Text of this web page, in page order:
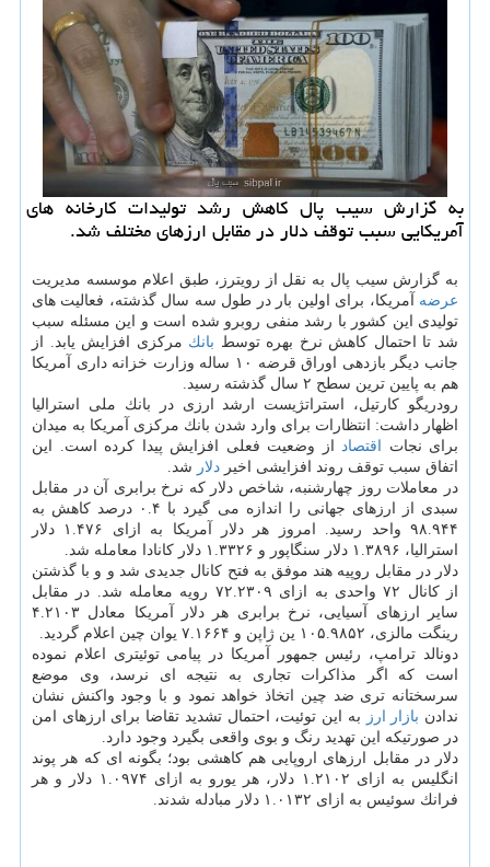
به گزارش سیب پال كاهش رشد تولیدات كارخانه های
آمریكایی سبب توقف دلار در مقابل ارزهای مختلف شد.
به گزارش سیب پال به نقل از رویترز، طبق اعلام موسسه مدیریت
عرضه آمریكا، برای اولین بار در طول سه سال گذشته، فعالیت های
تولیدی این كشور با رشد منفی روبرو شده است و این مسئله سبب
شد تا احتمال كاهش نرخ بهره توسط بانك مركزی افزایش یابد. از
جانب دیگر بازدهی اوراق قرضه ۱۰ ساله وزارت خزانه داری آمریكا
هم به پایین ترین سطح ۲ سال گذشته رسید.
رودریگو كارتیل، استراتژیست ارشد ارزی در بانك ملی استرالیا
اظهار داشت: انتظارات برای وارد شدن بانك مركزی آمریكا به میدان
برای نجات
اقتصاد از وضعیت فعلی افزایش پیدا كرده است. این
اتفاق سبب توقف روند افزایشی اخیر دلار شد.
در معاملات روز چهارشنبه، شاخص دلار كه نرخ برابری آن در مقابل
سبدی از ارزهای جهانی را اندازه می گیرد با ۰.۴ درصد كاهش به
۹۸.۹۴۴ واحد رسید. امروز هر دلار آمریكا به ازای ۱.۴۷۶ دلار
استرالیا، ۱.۳۸۹۶ دلار سنگاپور و ۱.۳۳۲۶ دلار كانادا معامله شد.
دلار در مقابل روپیه هند موفق به فتح كانال جدیدی شد و و با گذشتن
از كانال ۷۲ واحدی به ازای ۷۲.۲۳۰۹ رویه معامله شد. در مقابل
سایر ارزهای آسیایی، نرخ برابری هر دلار آمریكا معادل ۴.۲۱۰۳
رینگت مالزی، ۱۰۵.۹۸۵۲ ین ژاپن و ۷.۱۶۶۴ یوان چین اعلام گردید.
دونالد ترامپ، رئیس جمهور آمریكا در پیامی توئیتری اعلام نموده
است كه اگر مذاكرات تجاری به نتیجه ای نرسد، وی موضع
سرسختانه تری ضد چین اتخاذ خواهد نمود و با وجود واكنش نشان
ندادن بازار ارز
به این توئیت، احتمال تشدید تقاضا برای ارزهای امن
در صورتیكه این تهدید رنگ و بوی واقعی بگیرد وجود دارد.
دلار در مقابل ارزهای اروپایی هم كاهشی بود؛ بگونه ای كه هر پوند
انگلیس به ازای ۱.۲۱۰۲ دلار، هر یورو به ازای ۱.۰۹۷۴ دلار و هر
فرانك سوئیس به ازای ۱.۰۱۳۲ دلار مبادله شدند.